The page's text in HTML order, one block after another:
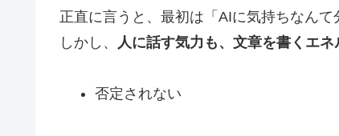
正直に言うと、最初は「AIに気持ちなんて
しかし、
人に話す気力も、文章を書くエ
否定されない